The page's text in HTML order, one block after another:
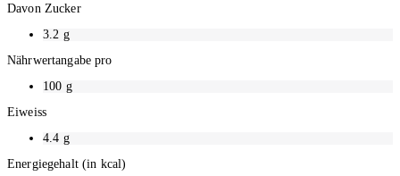
Davon Zucker
3.2 g
Nährwertangabe pro
100 g
Eiweiss
4.4 g
Energiegehalt (in kcal)